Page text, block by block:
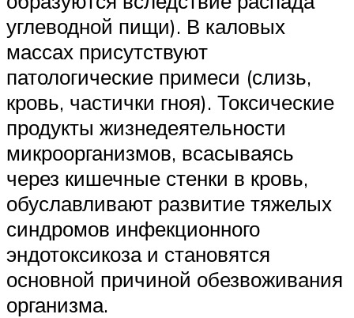
углеводной пищи). В каловых
массах присутствуют
патологические примеси (слизь,
кровь, частички гноя). Токсические
продукты жизнедеятельности
микроорганизмов, всасываясь
через кишечные стенки в кровь,
обуславливают развитие тяжелых
синдромов инфекционного
эндотоксикоза и становятся
основной причиной обезвоживания
организма.